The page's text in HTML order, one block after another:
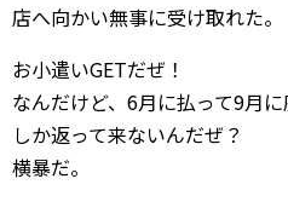
店へ向かい無事に受け取れた。
お小遣いGETだぜ！
なんだけど、6月に払って9月
しか返って来ないんだぜ？
横暴だ。